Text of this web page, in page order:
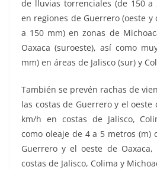
de lluvias torrenciales (de 150
en regiones de Guerrero (oeste y
a 150 mm) en zonas de
Oaxaca (suroeste), así como
mm) en áreas de Jalisco (sur) y
También se prevén rachas de
las costas de Guerrero y el oeste
km/h en costas de Jalisco,
como oleaje de 4 a 5 metros (m)
Guerrero y el oeste de
costas de Jalisco, Colima y